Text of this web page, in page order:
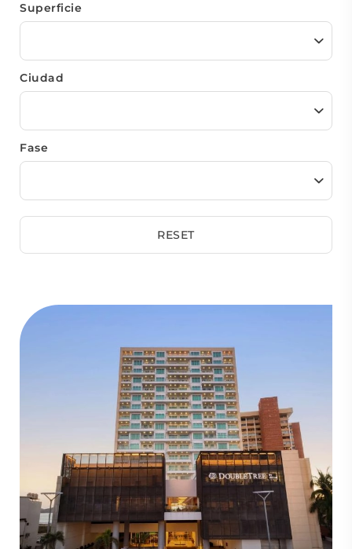
Superficie
Ciudad
Fase
RESET